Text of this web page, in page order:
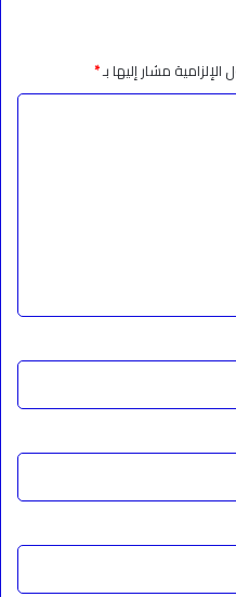
الإلزامية مشار إليها بـ*